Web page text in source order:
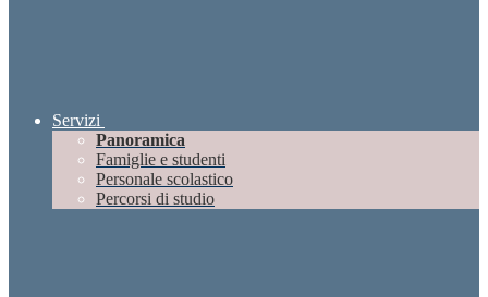
Servizi
Panoramica
Famiglie e studenti
Personale scolastico
Percorsi di studio